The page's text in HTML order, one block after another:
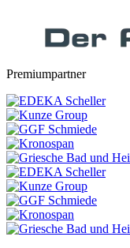
Premiumpartner